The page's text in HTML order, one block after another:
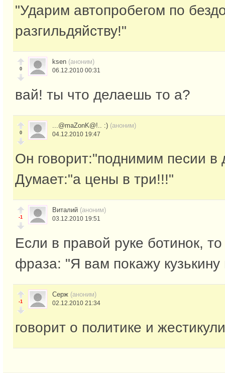
"Ударим автопробегом по
разгильдяйству!"
0
ksen (аноним)
06.12.2010 00:31
вай! ты что делаешь то а?
0
...@maZonK@!.. :) (аноним)
04.12.2010 19:47
Он говорит:"поднимим песии в
Думает:"а цены в три!!!"
-1
Виталий (аноним)
03.12.2010 19:51
Если в правой руке ботинок,
фраза: "Я вам покажу кузькину
-1
Серж (аноним)
02.12.2010 21:34
говорит о политике и